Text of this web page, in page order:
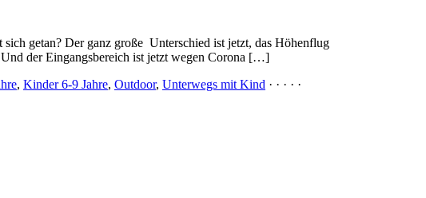
sich getan? Der ganz große Unterschied ist jetzt, das Höhenflug
der Eingangsbereich ist jetzt wegen Corona […]
, Kinder 6-9 Jahre, Outdoor, Unterwegs mit Kind · · · · ·